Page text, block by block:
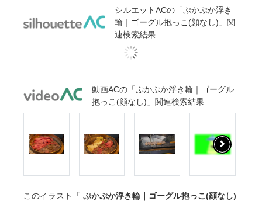
シルエットACの「ぷかぷか浮き
輪｜ゴーグル抱っこ(顔なし)」関
連検索結果
動画ACの「ぷかぷか浮き輪｜ゴーグル
抱っこ(顔なし)」関連検索結果
このイラスト「 ぷかぷか浮き輪｜ゴーグル抱っこ(顔なし)